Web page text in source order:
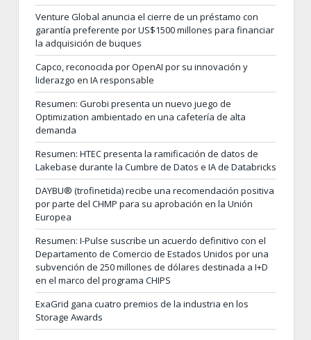
Venture Global anuncia el cierre de un préstamo con
garantía preferente por US$1500 millones para financiar
la adquisición de buques
Capco, reconocida por OpenAI por su innovación y
liderazgo en IA responsable
Resumen: Gurobi presenta un nuevo juego de
Optimization ambientado en una cafetería de alta
demanda
Resumen: HTEC presenta la ramificación de datos de
Lakebase durante la Cumbre de Datos e IA de Databricks
DAYBU® (trofinetida) recibe una recomendación positiva
por parte del CHMP para su aprobación en la Unión
Europea
Resumen: I-Pulse suscribe un acuerdo definitivo con el
Departamento de Comercio de Estados Unidos por una
subvención de 250 millones de dólares destinada a I+D
en el marco del programa CHIPS
ExaGrid gana cuatro premios de la industria en los
Storage Awards